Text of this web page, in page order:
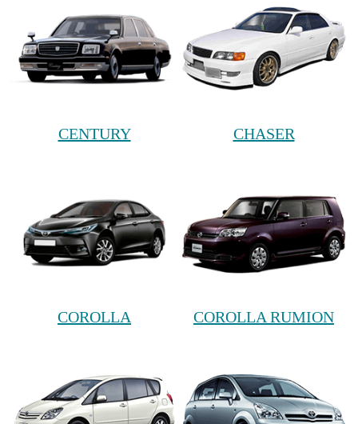
CENTURY CHASER
COROLLA COROLLA RUMION